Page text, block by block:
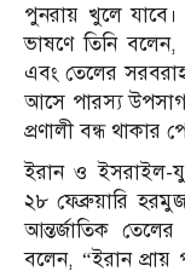
পুনরায় খুলে যাবে।
ভাষণে তিনি
এবং তেলের সরবরাহ
আসে পারস্য
প্রণালী বন্ধ থাকার
ইরান ও ইসরাইল-
২৮ ফেব্রুয়ারি
আন্তর্জাতিক তেলের
বলেন, “ইরান